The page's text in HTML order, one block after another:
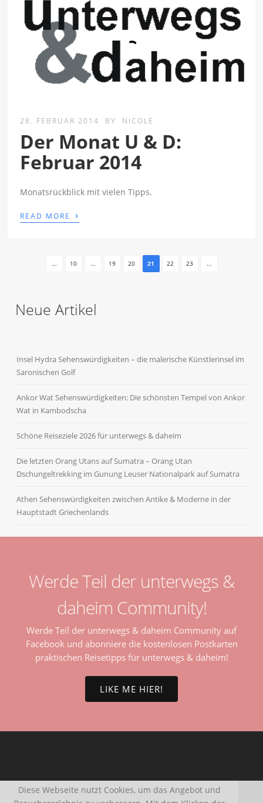
28. FEBRUAR 2014 BY NICOLE
Der Monat U & D:
Februar 2014
Monatsrückblick mit vielen Tipps.
READ MORE ›
... 10 ... 19 20 21 22 23 ...
Neue Artikel
Insel Hydra Sehenswürdigkeiten – die malerische Künstlerinsel im
Saronischen Golf
Ankor Wat Sehenswürdigkeiten: Die schönsten Tempel von Ankor
Wat in Kambodscha
Schöne Reiseziele 2026 für unterwegs & daheim
Die letzten Orang Utans auf Sumatra – Orang Utan
Dschungeltrekking im Gunung Leuser Nationalpark auf Sumatra
Athen Sehenswürdigkeiten zwischen Antike & Moderne in der
Hauptstadt Griechenlands
Werde Teil der unterwegs &
daheim Community!
Werde Teil der unterwegs & daheim Community auf
Facebook und abonniere die kostenlosen Postkarten
praktischen Reisetipps für unterwegs & daheim!
LIKE ME HIER!
Diese Webseite nutzt Cookies, um das Angebot und